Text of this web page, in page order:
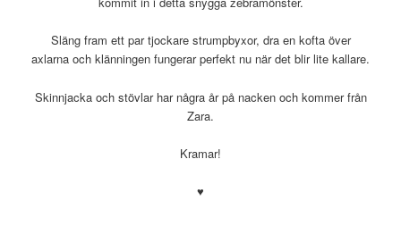
Släng fram ett par tjockare strumpbyxor, dra en kofta över
axlarna och klänningen fungerar perfekt nu när det blir lite kallare.
Skinnjacka och stövlar har några år på nacken och kommer från
Zara.
Kramar!
♥